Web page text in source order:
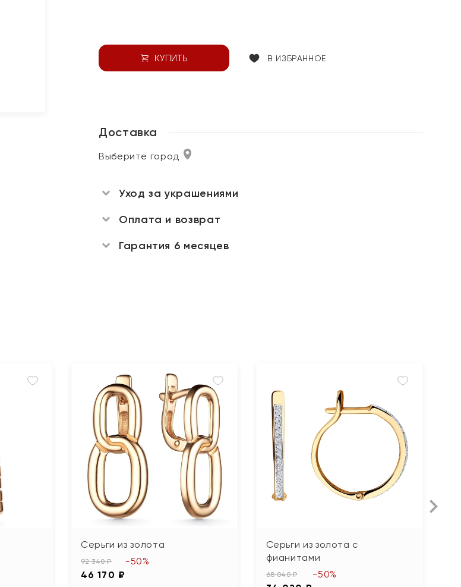
КУПИТЬ В ИЗБРАННОЕ
Доставка
Выберите город
Уход за украшениями
Оплата и возврат
Гарантия 6 месяцев
Серьги из золота
92 340 ₽
46 170 ₽
-50%
Серьги из золота с
фианитами
68 040 ₽ -50%